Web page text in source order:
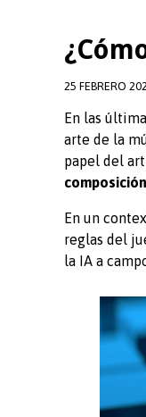
25 FEBRERO
En las
arte de la
papel del
En un
reglas del
la IA a